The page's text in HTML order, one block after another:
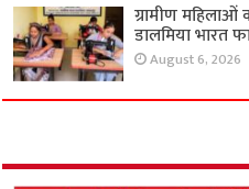
ग्रामीण महिलाओं
डालमिया भारत
August 6, 2026